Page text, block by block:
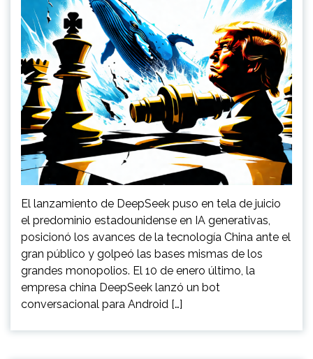
El lanzamiento de DeepSeek puso en tela de juicio
el predominio estadounidense en IA generativas,
posicionó los avances de la tecnología China ante el
gran público y golpeó las bases mismas de los
grandes monopolios. El 10 de enero último, la
empresa china DeepSeek lanzó un bot
conversacional para Android […]